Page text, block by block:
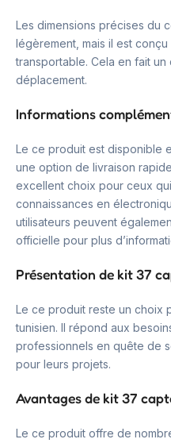
Les dimensions précises du
légèrement, mais il est
transportable. Cela en fait
déplacement.
Informations
Le ce produit est disponible
une option de livraison
excellent choix pour ceux
connaissances en
utilisateurs peuvent
officielle pour plus
Présentation de kit 37
Le ce produit reste un choix
tunisien. Il répond aux
professionnels en quête de
pour leurs projets.
Avantages de kit 37
Le ce produit offre de